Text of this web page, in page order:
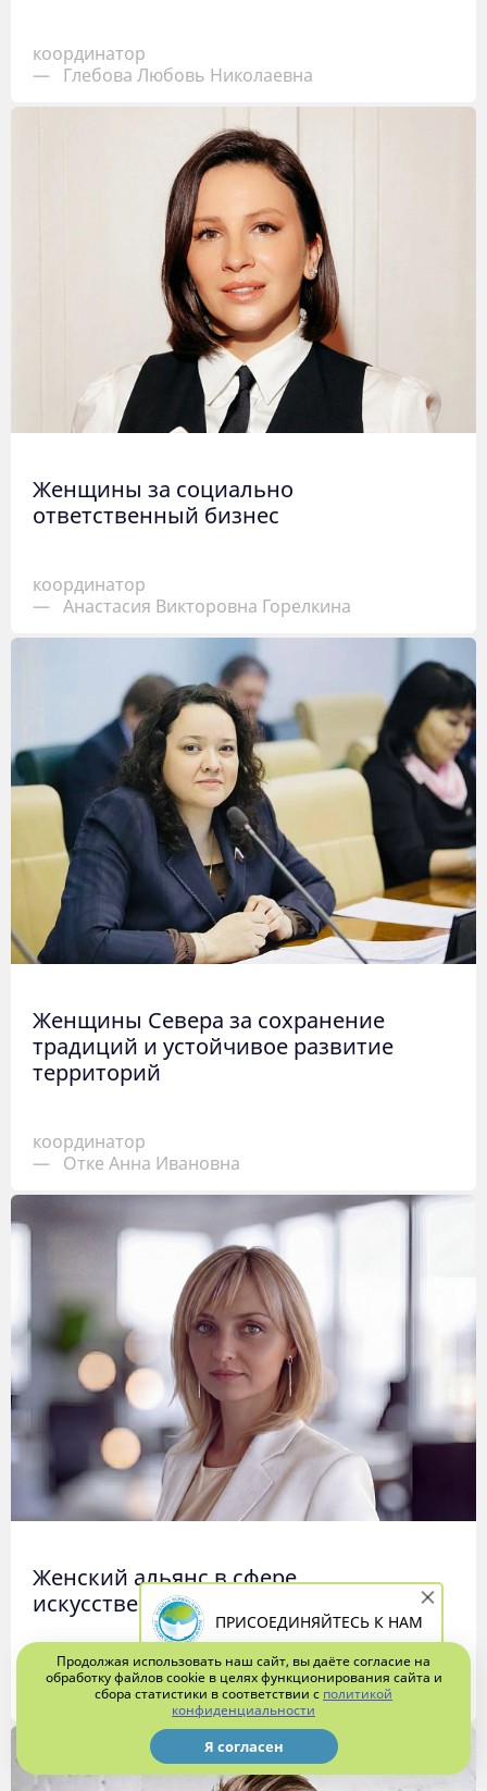
координатор
—
Глебова Любовь Николаевна
Женщины за социально
ответственный бизнес
координатор
— Анастасия Викторовна Горелкина
Женщины Севера за сохранение
традиций и устойчивое развитие
территорий
координатор
—
Отке Анна Ивановна
Женский альянс в сфере
искусственного интеллекта
координатор
Ежефина
Продолжая использовать наш сайт, вы даёте согласие на
обработку файлов cookie в целях функционирования сайта и
сбора статистики в соответствии с политикой
конфиденциальности
Я согласен
ПРИСОЕДИНЯЙТЕСЬ К НАМ